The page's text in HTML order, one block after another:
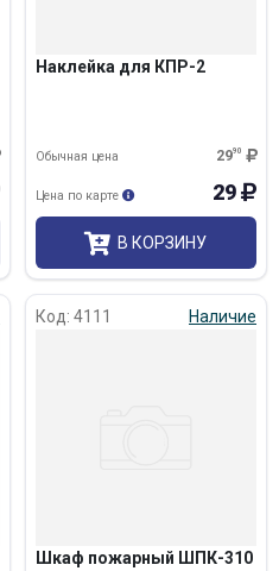
Наклейка для КПР-2
2990
Обычная цена
29
Цена по карте
В КОРЗИНУ
Код: 4111 Наличие
Шкаф пожарный ШПК-310